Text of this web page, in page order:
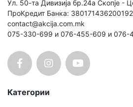
Ул. 50-та Дивизија бр.24а Скопје -
ПроКредит Банка: 380171436200192
contact@akcija.com.mk
075-330-699 и 076-455-609 и 076-
Категории